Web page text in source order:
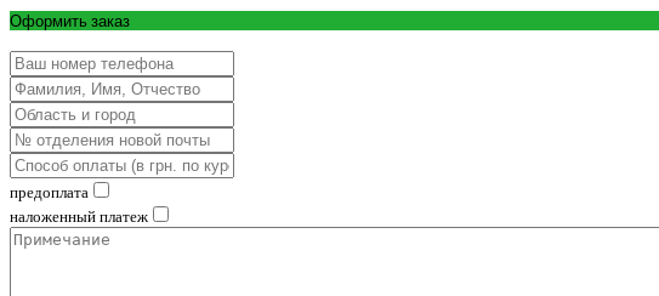
Оформить заказ
предоплата
наложенный платеж